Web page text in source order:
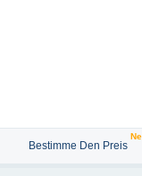
Bestimme Den Preis